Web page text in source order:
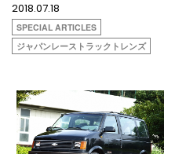
2018.07.18
SPECIAL ARTICLES
ジャパンレーストラックトレンズ